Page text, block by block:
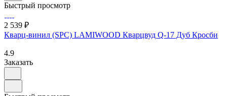
Быстрый просмотр
2 539 ₽
Кварц-винил (SPC) LAMIWOOD Кварцвуд Q-17 Дуб Кросби
4.9
Заказать